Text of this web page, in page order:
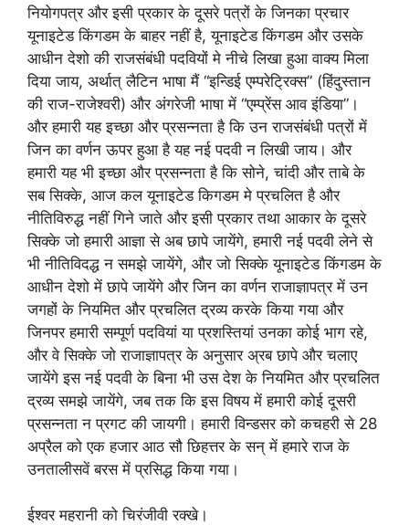
नियोगपत्र और इसी प्रकार के दूसरे पत्रों के जिनका प्रचार
यूनाइटेड किंगडम के बाहर नहीं है, यूनाइटेड किंगडम और उसके
आधीन देशो की राजसंबंधी पदवियों मे नीचे लिखा हुआ वाक्य मिला
दिया जाय, अर्थात्‌ लैटिन भाषा मैं “इन्डिई एम्परेट्रिक्स” (हिंदुस्तान
की राज-राजेश्वरी) और अंगरेजी भाषा में “एम्प्रेंस आव इंडिया”।
और हमारी यह इच्छा और प्रसन्नता है कि उन राजसंबंधी पत्रों में
जिन का वर्णन ऊपर हुआ है यह नई पदवी न लिखी जाय। और
हमारी यह भी इच्छा और प्रसन्नता है कि सोने, चांदी और ताबे के
सब सिक्के, आज कल यूनाइटेड किगडम मे प्रचलित है और
नीतिविरुद्ध नहीं गिने जाते और इसी प्रकार तथा आकार के दूसरे
सिक्‍के जो हमारी आज्ञा से अब छापे जायेंगे, हमारी नई पदवी लेने से
भी नीतिविदद्ध न समझे जायेंगे, और जो सिक्के यूनाइटेड किंगडम के
आधीन देशो में छापे जायेंगे और जिन का वर्णन राजाज्ञापत्र में उन
जगहों के नियमित और प्रचलित द्रव्य करके किया गया और
जिनपर हमारी सम्पूर्ण पदवियां या प्रशस्तियां उनका कोई भाग रहे,
और वे सिक्के जो राजाज्ञापत्र के अनुसार अ्रब छापे और चलाए
जायेंगे इस नई पदवी के बिना भी उस देश के नियमित और प्रचलित
द्रव्य समझे जायेंगे, जब तक कि इस विषय में हमारी कोई दूसरी
प्रसन्नता न प्रगट की जायगी। हमारी विन्डसर को कचहरी से 28
अप्रैल को एक हजार आठ सौ छिहत्तर के सन्‌ में हमारे राज के
उनतालीसवें बरस में प्रसिद्ध किया गया।
ईश्वर महरानी को चिरंजीवी रक्खे।